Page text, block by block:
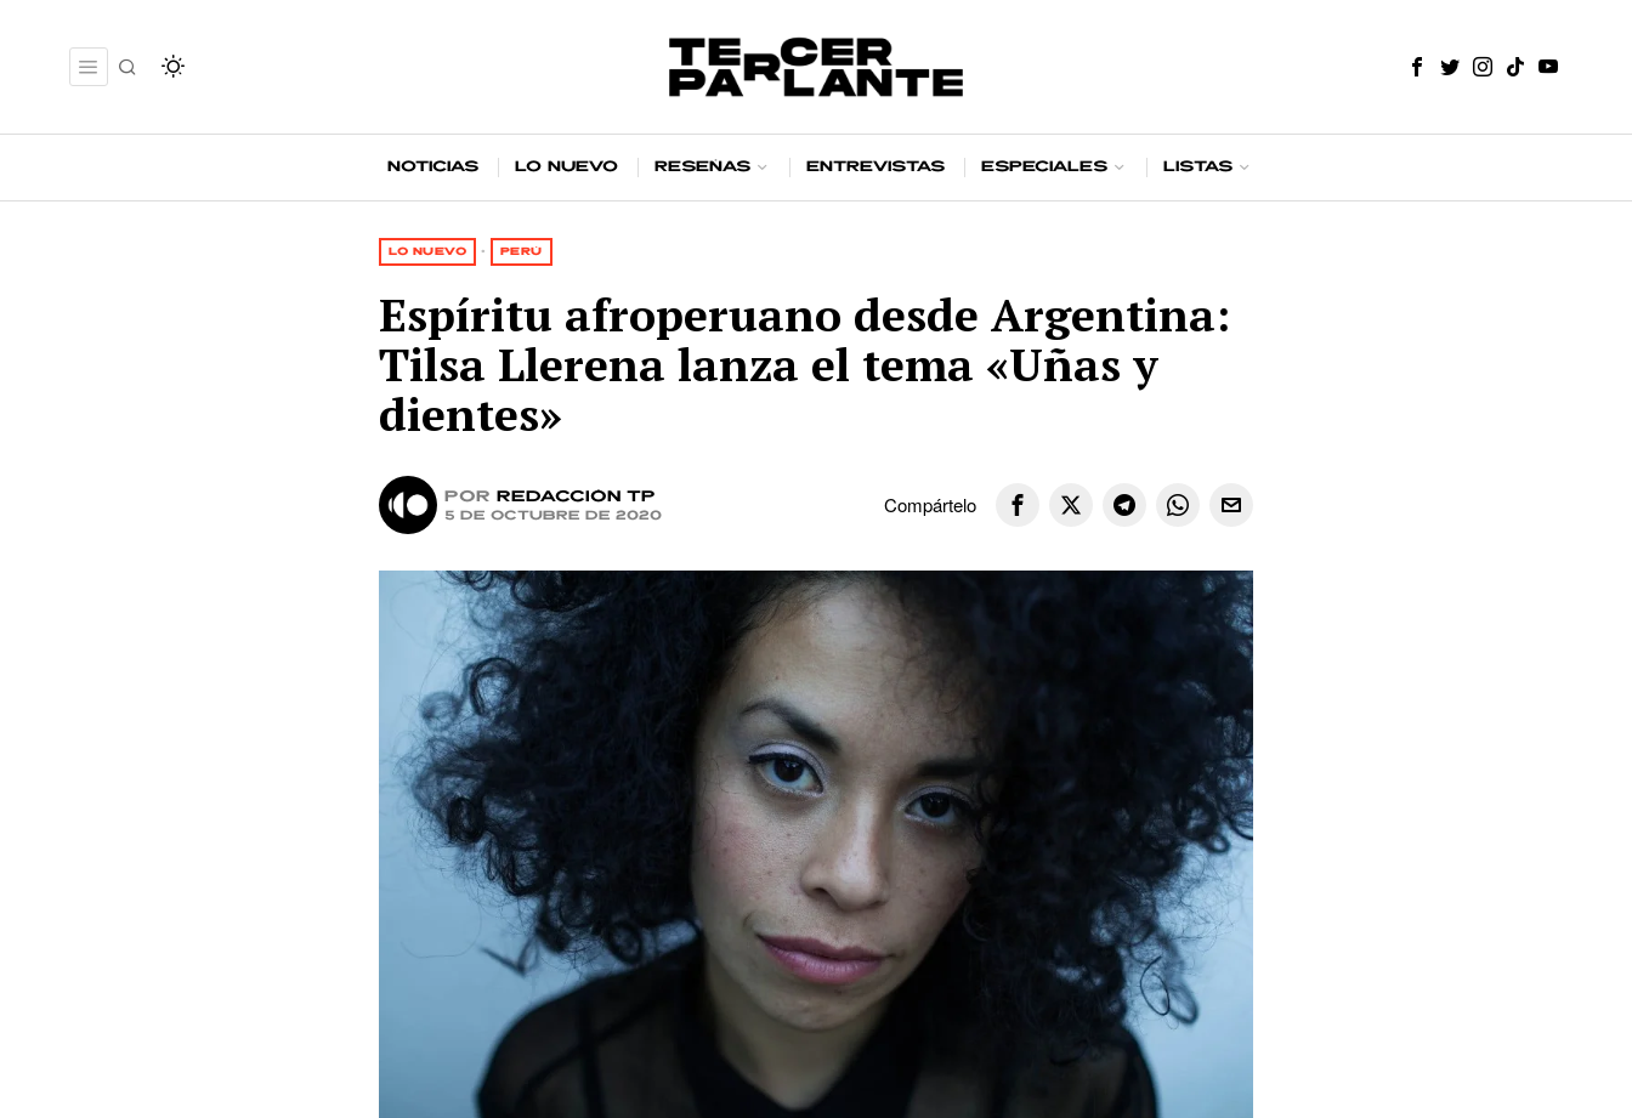
Noticias Lo nuevo Reseñas Entrevistas Especiales Listas
LO NUEVO · PERÚ
Espíritu afroperuano desde Argentina:
Tilsa Llerena lanza el tema «Uñas y
dientes»
por Redacción TP
5 de octubre de 2020 Compártelo